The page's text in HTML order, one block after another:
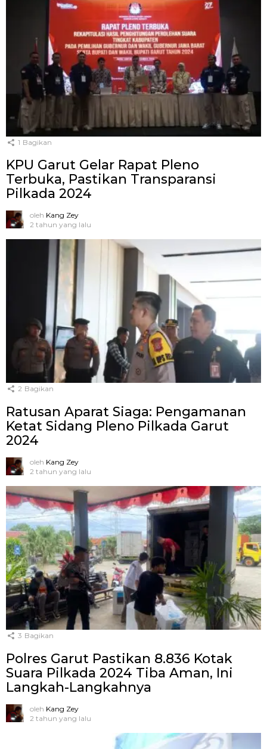
1 Bagikan
KPU Garut Gelar Rapat Pleno
Terbuka, Pastikan Transparansi
Pilkada 2024
oleh Kang Zey
2 tahun yang lalu
2 Bagikan
Ratusan Aparat Siaga: Pengamanan
Ketat Sidang Pleno Pilkada Garut
2024
oleh Kang Zey
2 tahun yang lalu
3 Bagikan
Polres Garut Pastikan 8.836 Kotak
Suara Pilkada 2024 Tiba Aman, Ini
Langkah-Langkahnya
oleh Kang Zey
2 tahun yang lalu